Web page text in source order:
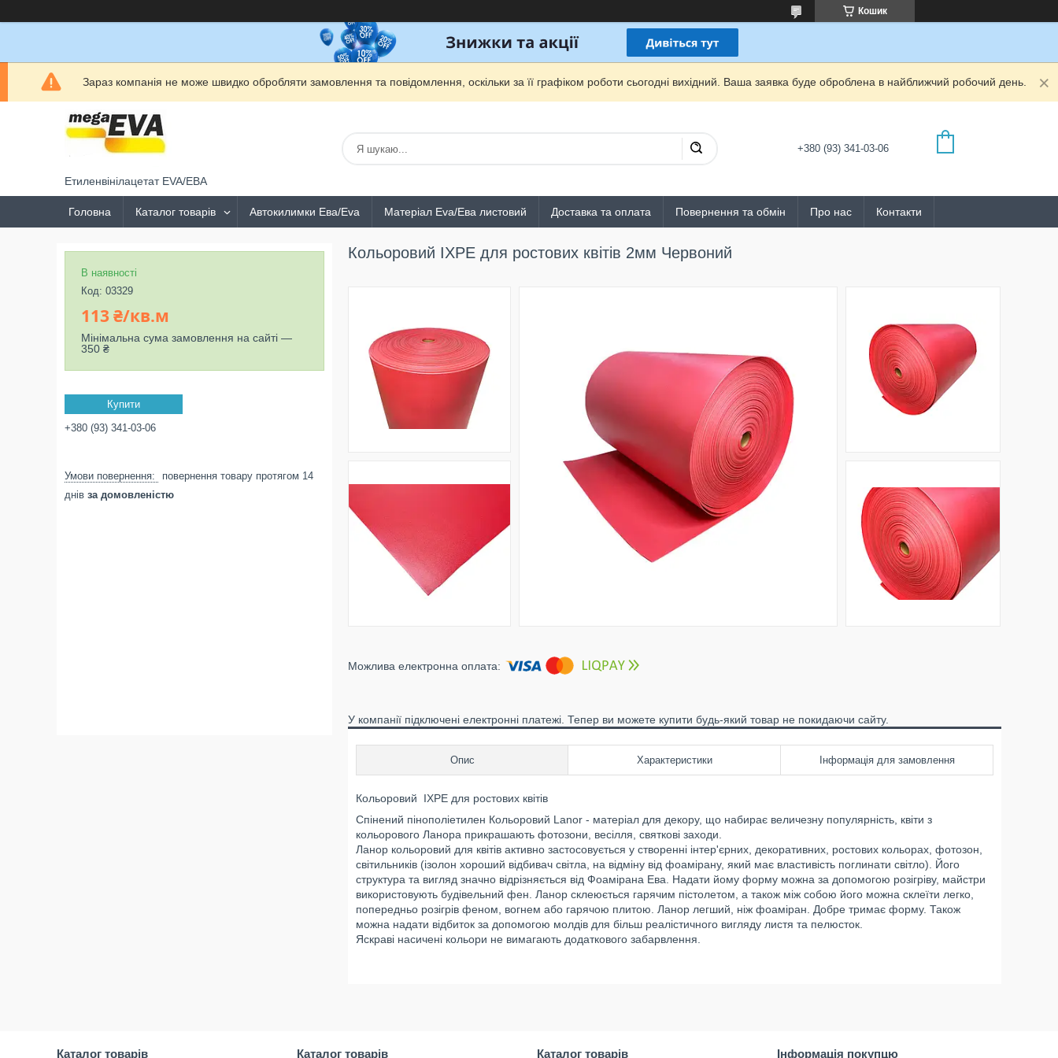
Кошик
Зараз компанія не може швидко обробляти замовлення та повідомлення, оскільки за її графіком роботи сьогодні вихідний. Ваша заявка буде оброблена в найближчий робочий день.
Етиленвінілацетат EVA/ЕВА
+380 (93) 341-03-06
Головна Каталог товарів Автокилимки Ева/Eva Матеріал Eva/Ева листовий Доставка та оплата Повернення та обмін Про нас Контакти
Кольоровий IXPE для ростових квітів 2мм Червоний
У компанії підключені електронні платежі. Тепер ви можете купити будь-який товар не покидаючи сайту.
Опис Характеристики Інформація для замовлення
Кольоровий IXPE для ростових квітів
Спінений пінополіетилен Кольоровий Lanor - матеріал для декору, що набирає величезну популярність, квіти з
кольорового Ланора прикрашають фотозони, весілля, святкові заходи.
Ланор кольоровий для квітів активно застосовується у створенні інтер'єрних, декоративних, ростових кольорах, фотозон,
світильників (ізолон хороший відбивач світла, на відміну від фоамірану, який має властивість поглинати світло). Його
структура та вигляд значно відрізняється від Фоамірана Ева. Надати йому форму можна за допомогою розігріву, майстри
використовують будівельний фен. Ланор склеюється гарячим пістолетом, а також між собою його можна склеїти легко,
попередньо розігрів феном, вогнем або гарячою плитою. Ланор легший, ніж фоаміран. Добре тримає форму. Також
можна надати відбиток за допомогою молдів для більш реалістичного вигляду листя та пелюсток.
Яскраві насичені кольори не вимагають додаткового забарвлення.
В наявності
Код: 03329
113 ₴/кв.м
Мінімальна сума замовлення на сайті —
350 ₴
Купити
+380 (93) 341-03-06
повернення товару протягом 14
днів за домовленістю
Каталог товарів Каталог товарів Каталог товарів Інформація покупцю